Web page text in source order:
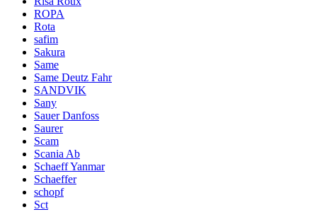
ROPA
Rota
safim
Sakura
Same
Same Deutz Fahr
SANDVIK
Sany
Sauer Danfoss
Saurer
Scam
Scania Ab
Schaeff Yanmar
Schaeffer
schopf
Sct